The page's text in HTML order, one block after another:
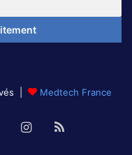
| Medtech France
Instagram
RSS